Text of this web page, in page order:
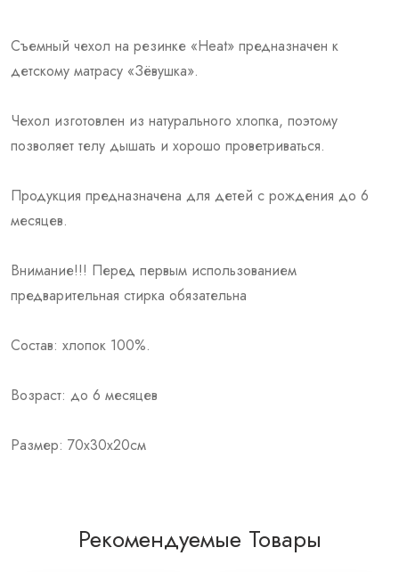
Съемный чехол на резинке «Heat» предназначен к
детскому матрасу «Зёвушка».
Чехол изготовлен из натурального хлопка, поэтому
позволяет телу дышать и хорошо проветриваться.
Продукция предназначена для детей с рождения до 6
месяцев.
Внимание!!! Перед первым использованием
предварительная стирка обязательна
Состав: хлопок 100%.
Возраст: до 6 месяцев
Размер: 70х30х20см
Рекомендуемые Товары